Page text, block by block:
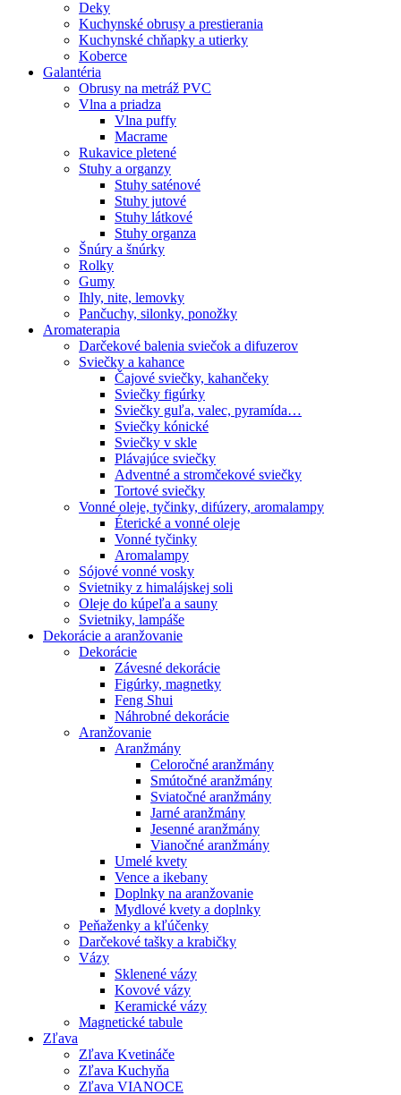
Deky
Kuchynské obrusy a prestierania
Kuchynské chňapky a utierky
Koberce
Galantéria
Obrusy na metráž PVC
Vlna a priadza
Vlna puffy
Macrame
Rukavice pletené
Stuhy a organzy
Stuhy saténové
Stuhy jutové
Stuhy látkové
Stuhy organza
Šnúry a šnúrky
Rolky
Gumy
Ihly, nite, lemovky
Pančuchy, silonky, ponožky
Aromaterapia
Darčekové balenia sviečok a difuzerov
Sviečky a kahance
Čajové sviečky, kahančeky
Sviečky figúrky
Sviečky guľa, valec, pyramída…
Sviečky kónické
Sviečky v skle
Plávajúce sviečky
Adventné a stromčekové sviečky
Tortové sviečky
Vonné oleje, tyčinky, difúzery, aromalampy
Éterické a vonné oleje
Vonné tyčinky
Aromalampy
Sójové vonné vosky
Svietniky z himalájskej soli
Oleje do kúpeľa a sauny
Svietniky, lampáše
Dekorácie a aranžovanie
Dekorácie
Závesné dekorácie
Figúrky, magnetky
Feng Shui
Náhrobné dekorácie
Aranžovanie
Aranžmány
Celoročné aranžmány
Smútočné aranžmány
Sviatočné aranžmány
Jarné aranžmány
Jesenné aranžmány
Vianočné aranžmány
Umelé kvety
Vence a ikebany
Doplnky na aranžovanie
Mydlové kvety a doplnky
Peňaženky a kľúčenky
Darčekové tašky a krabičky
Vázy
Sklenené vázy
Kovové vázy
Keramické vázy
Magnetické tabule
Zľava
Zľava Kvetináče
Zľava Kuchyňa
Zľava VIANOCE